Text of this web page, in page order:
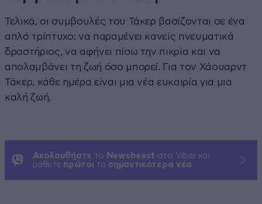
Τελικά, οι συμβουλές του Τάκερ βασίζονται σε ένα
απλό τρίπτυχο: να παραμένει κανείς πνευματικά
δραστήριος, να αφήνει πίσω την πικρία και να
απολαμβάνει τη ζωή όσο μπορεί. Για τον Χάουαρντ
Τάκερ, κάθε ημέρα είναι μια νέα ευκαιρία για μια
καλή ζωή.
Ακολουθήστε το Newsbeast στο Viber και
μάθετε πρώτοι τα σημαντικότερα νέα